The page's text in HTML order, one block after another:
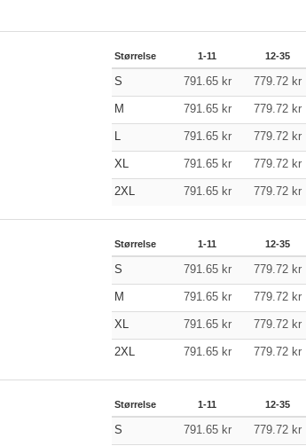
Størrelse 1-11 12-35
S 791.65 kr 779.72 kr
M 791.65 kr 779.72 kr
791.65 kr 779.72 kr
XL 791.65 kr 779.72 kr
2XL 791.65 kr 779.72 kr
Størrelse 1-11 12-35
S 791.65 kr 779.72 kr
M 791.65 kr 779.72 kr
XL 791.65 kr 779.72 kr
2XL 791.65 kr 779.72 kr
Størrelse 1-11 12-35
S 791.65 kr 779.72 kr